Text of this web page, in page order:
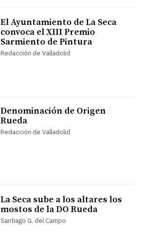
El Ayuntamiento de La Seca
convoca el XIII Premio
Sarmiento de Pintura
Redacción de Valladolid
Denominación de Origen
Rueda
Redacción de Valladolid
La Seca sube a los altares los
mostos de la DO Rueda
Santiago G. del Campo